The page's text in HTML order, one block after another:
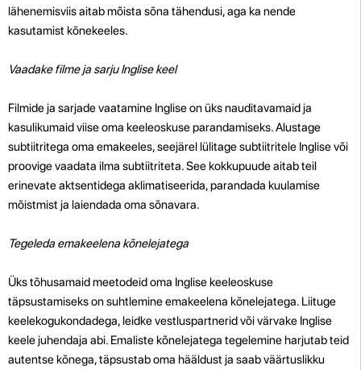
lähenemisviis aitab mõista sõna tähendusi, aga ka nende
kasutamist kõnekeeles.
Vaadake filme ja sarju Inglise keel
Filmide ja sarjade vaatamine Inglise on üks nauditavamaid ja
kasulikumaid viise oma keeleoskuse parandamiseks. Alustage
subtiitritega oma emakeeles, seejärel lülitage subtiitritele Inglise või
proovige vaadata ilma subtiitriteta. See kokkupuude aitab teil
erinevate aktsentidega aklimatiseerida, parandada kuulamise
mõistmist ja laiendada oma sõnavara.
Tegeleda emakeelena kõnelejatega
Üks tõhusamaid meetodeid oma Inglise keeleoskuse
täpsustamiseks on suhtlemine emakeelena kõnelejatega. Liituge
keelekogukondadega, leidke vestluspartnerid või värvake Inglise
keele juhendaja abi. Emaliste kõnelejatega tegelemine harjutab teid
autentse kõnega, täpsustab oma hääldust ja saab väärtuslikku